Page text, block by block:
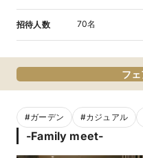
招待人数 70名
フ
#ガーデン #カジュアル
-Family meet-